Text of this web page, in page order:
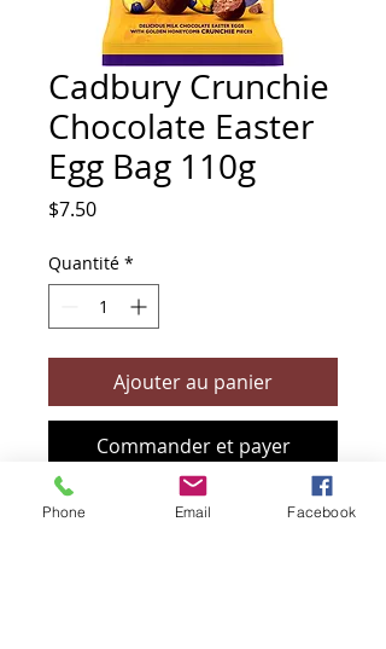
Cadbury Crunchie
Chocolate Easter
Egg Bag 110g
$7.50Prix
Quantité *
Ajouter au panier
Commander et payer
Phone Email Facebook